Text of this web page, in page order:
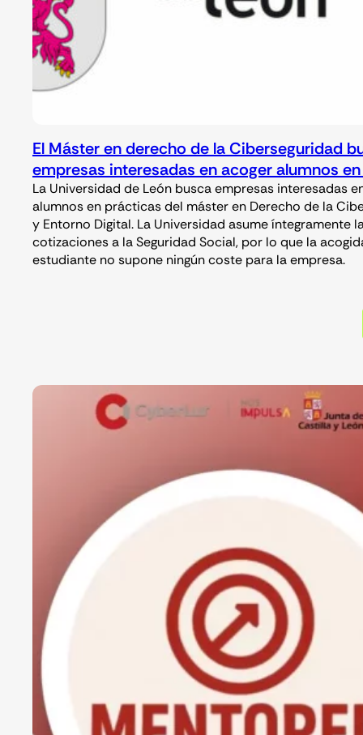
El Máster en derecho de la Ciberseguridad
empresas interesadas en acoger alumnos
La Universidad de León busca empresas interesadas
alumnos en prácticas del máster en Derecho de la
y Entorno Digital. La Universidad asume íntegramente
cotizaciones a la Seguridad Social, por lo que la
estudiante no supone ningún coste para la empresa.